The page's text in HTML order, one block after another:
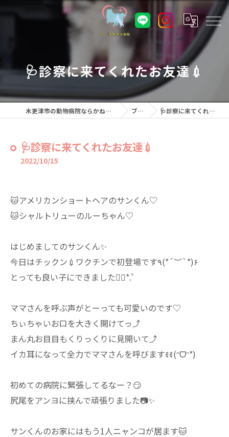
🩺診察に来てくれたお友達💉
木更津市の動物病院ならかねだ動物総合病院 ブログ 🩺診察に来てくれたお友達💉
🩺診察に来てくれたお友達💉
2022/10/15
🐱アメリカンショートヘアのサンくん♡
🐱シャルトリューのルーちゃん♡
はじめましてのサンくん✨
今日はチックン💉ワクチンで初登場です٩(*´︶`*)۶
とっても良い子にできました❁⃘*.ﾟ
ママさんを呼ぶ声がとーっても可愛いのです♡
ちぃちゃいお口を大きく開けてっ⤴
まん丸お目目もくりっくりに見開いて⤴
イカ耳になって全力でママさんを呼びますꉂꉂ(ᵔᗜᵔ*)
初めての病院に緊張してるなー？😏
尻尾をアンヨに挟んで頑張りました📷✨
サンくんのお家にはもう1人ニャンコが居ます🐱